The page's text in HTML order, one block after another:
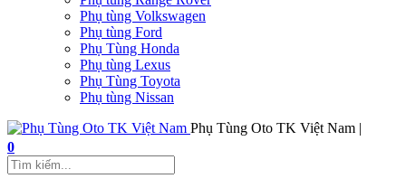
Phụ tùng Volkswagen
Phụ tùng Ford
Phụ Tùng Honda
Phụ tùng Lexus
Phụ Tùng Toyota
Phụ tùng Nissan
Phụ Tùng Oto TK Việt Nam |
0